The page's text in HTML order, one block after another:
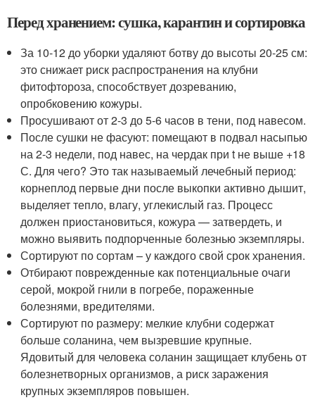
Перед хранением: сушка, карантин и сортировка
За 10-12 до уборки удаляют ботву до высоты 20-25 см:
это снижает риск распространения на клубни
фитофтороза, способствует дозреванию,
опробковению кожуры.
Просушивают от 2-3 до 5-6 часов в тени, под навесом.
После сушки не фасуют: помещают в подвал насыпью
на 2-3 недели, под навес, на чердак при t не выше +18
С. Для чего? Это так называемый лечебный период:
корнеплод первые дни после выкопки активно дышит,
выделяет тепло, влагу, углекислый газ. Процесс
должен приостановиться, кожура — затвердеть, и
можно выявить подпорченные болезнью экземпляры.
Сортируют по сортам – у каждого свой срок хранения.
Отбирают поврежденные как потенциальные очаги
серой, мокрой гнили в погребе, пораженные
болезнями, вредителями.
Сортируют по размеру: мелкие клубни содержат
больше соланина, чем вызревшие крупные.
Ядовитый для человека соланин защищает клубень от
болезнетворных организмов, а риск заражения
крупных экземпляров повышен.